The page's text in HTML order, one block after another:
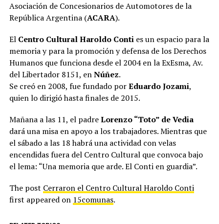
Asociación de Concesionarios de Automotores de la
República Argentina (ACARA).
El Centro Cultural Haroldo Conties un espacio para la
memoria y para la promoción y defensa de los Derechos
Humanos que funciona desde el 2004 en la ExEsma, Av.
del Libertador 8151, enNúñez.
Se creó en 2008, fue fundado porEduardo Jozami,
quien lo dirigió hasta finales de 2015.
Mañana a las 11, el padreLorenzo “Toto” de Vedia
dará una misa en apoyo a los trabajadores. Mientras que
el sábado a las 18 habrá una actividad con velas
encendidas fuera del Centro Cultural que convoca bajo
el lema: “Una memoria que arde. El Conti en guardia”.
The post Cerraron el Centro Cultural Haroldo Conti
first appeared on 15comunas.